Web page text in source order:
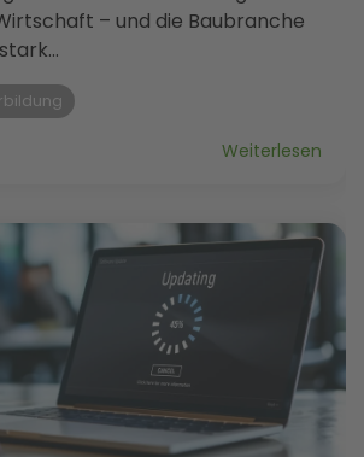
– und die Baubranche
Weiterlesen